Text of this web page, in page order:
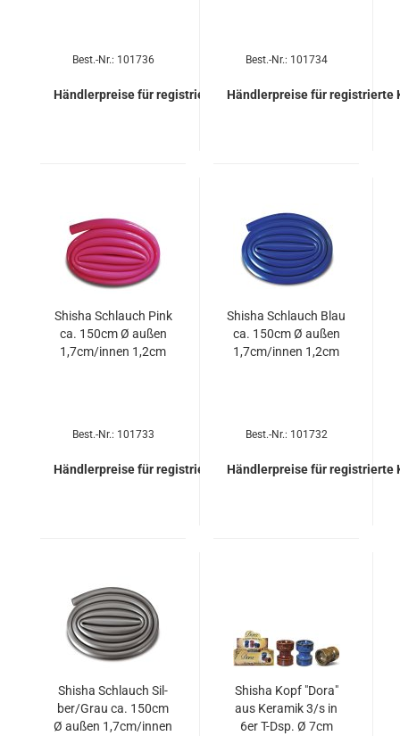
Best.-Nr.: 101736
Händlerpreise für registrierte Kunden
Best.-Nr.: 101734
Händlerpreise für registrierte
Shi­sha Schlauch Pink
ca. 150cm Ø außen
1,7cm/innen 1,2cm
Best.-Nr.: 101733
Händlerpreise für registrierte Kunden
Shi­sha Schlauch Blau
ca. 150cm Ø außen
1,7cm/innen 1,2cm
Best.-Nr.: 101732
Händlerpreise für registrierte
Shi­sha Schlauch Sil­
ber/Grau ca. 150cm
Ø außen 1,7cm/innen
Shi­sha Kopf "Dora"
aus Ke­ra­mik 3/s in
6er T-Dsp. Ø 7cm